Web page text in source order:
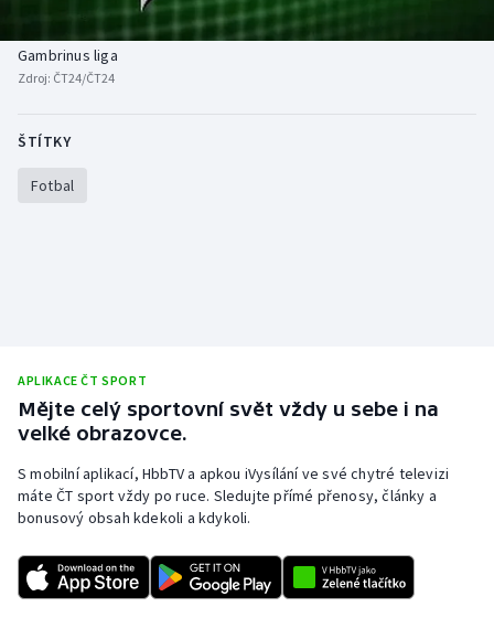
Baseball a softbal
Basketbal
Boby a skeleton
Florbal
Futsal
Golf
Házená
Historické návraty
AZ kvíz
Gambrinus liga
Zdroj: ČT24/ČT24
ŠTÍTKY
Fotbal
APLIKACE ČT SPORT
Mějte celý sportovní svět vždy u sebe i na
velké obrazovce.
S mobilní aplikací, HbbTV a apkou iVysílání ve své chytré televizi
máte ČT sport vždy po ruce. Sledujte přímé přenosy, články a
bonusový obsah kdekoli a kdykoli.